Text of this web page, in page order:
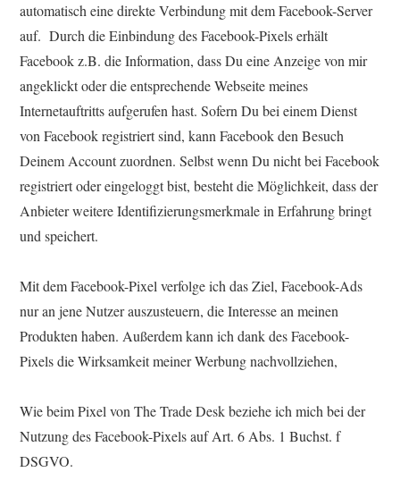
automatisch eine direkte Verbindung mit dem Facebook-Server
auf. Durch die Einbindung des Facebook-Pixels erhält
Facebook z.B. die Information, dass Du eine Anzeige von mir
angeklickt oder die entsprechende Webseite meines
Internetauftritts aufgerufen hast. Sofern Du bei einem Dienst
von Facebook registriert sind, kann Facebook den Besuch
Deinem Account zuordnen. Selbst wenn Du nicht bei Facebook
registriert oder eingeloggt bist, besteht die Möglichkeit, dass der
Anbieter weitere Identifizierungsmerkmale in Erfahrung bringt
und speichert.
Mit dem Facebook-Pixel verfolge ich das Ziel, Facebook-Ads
nur an jene Nutzer auszusteuern, die Interesse an meinen
Produkten haben. Außerdem kann ich dank des Facebook-
Pixels die Wirksamkeit meiner Werbung nachvollziehen,
Wie beim Pixel von The Trade Desk beziehe ich mich bei der
Nutzung des Facebook-Pixels auf Art. 6 Abs. 1 Buchst. f
DSGVO.